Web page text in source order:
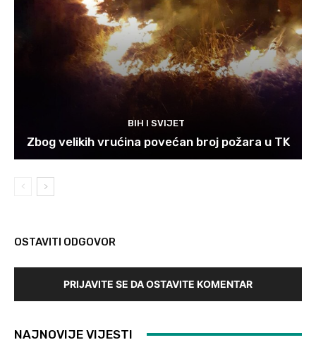
BIH I SVIJET
Zbog velikih vrućina povećan broj požara u TK
OSTAVITI ODGOVOR
PRIJAVITE SE DA OSTAVITE KOMENTAR
NAJNOVIJE VIJESTI